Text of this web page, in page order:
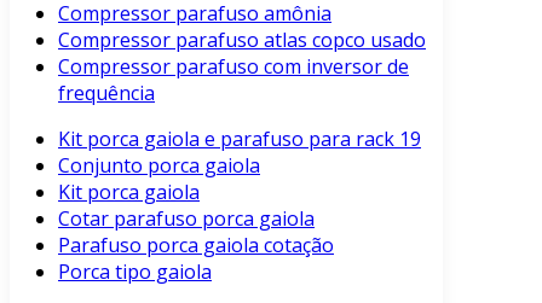
Compressor parafuso amônia
Compressor parafuso atlas copco usado
Compressor parafuso com inversor de
frequência
Kit porca gaiola e parafuso para rack 19
Conjunto porca gaiola
Kit porca gaiola
Cotar parafuso porca gaiola
Parafuso porca gaiola cotação
Porca tipo gaiola